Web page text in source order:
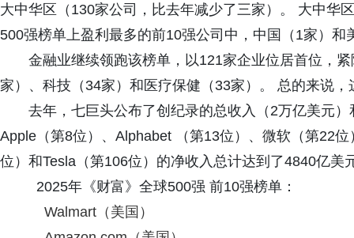
大中华区（130家公司，比去年减少了三家）。 大中华
500强榜单上盈利最多的前10强公司中，中国（1家）和
金融业继续领跑该榜单，以121家企业位居首位，
家）、科技（34家）和医疗保健（33家）。 总的来说
去年，七巨头公布了创纪录的总收入（2万亿美元
Apple（第8位）、Alphabet （第13位）、微软（第22
位）和Tesla（第106位）的净收入总计达到了4840亿美
2025年《财富》全球500强 前10强榜单：
Walmart（美国）